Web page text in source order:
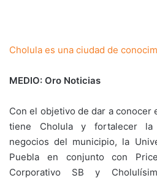
Cholula es una ciudad de
MEDIO: Oro Noticias
Con el objetivo de dar a conocer
tiene Cholula y fortalecer la
negocios del municipio, la
Puebla en conjunto con
Corporativo SB y